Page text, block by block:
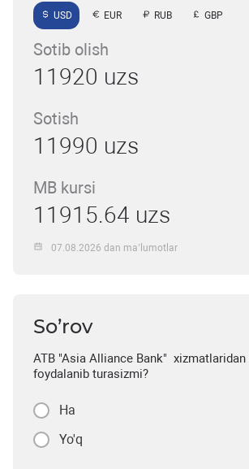
USD EUR RUB GBP
Sotib olish
11920 uzs
Sotish
11990 uzs
MB kursi
11915.64 uzs
07.08.2026 dan ma’lumotlar
So’rov
ATB "Asia Alliance Bank"
foydalanib turasizmi?
Ha
Yo'q